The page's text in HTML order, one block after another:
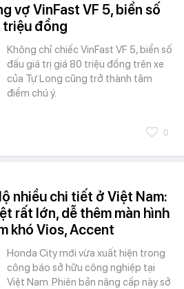
vợ VinFast VF 5, biển số
đồng
Không chỉ chiếc VinFast VF 5, biển số
đấu giá trị giá 80 triệu đồng trên xe
của Tự Long cũng trở thành tâm
điểm chú ý.
0
nhiều chi tiết ở Việt Nam:
rất lớn, dễ thêm màn hình
khó Vios, Accent
Honda City mới vừa xuất hiện trong
công báo sở hữu công nghiệp tại
Việt Nam. Phiên bản nâng cấp này sở